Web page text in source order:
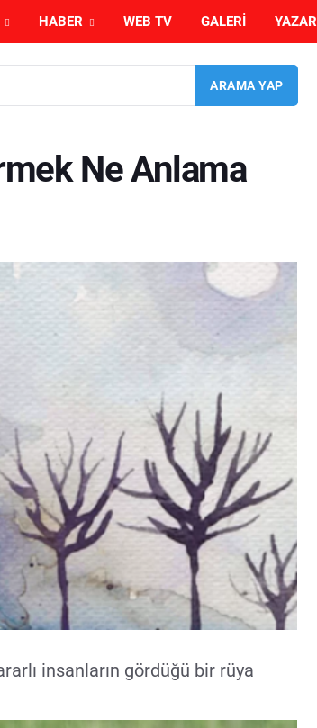
HABER WEB TV GALERI YAZAR
Ne Anlama
insanların gördüğü bir rüya